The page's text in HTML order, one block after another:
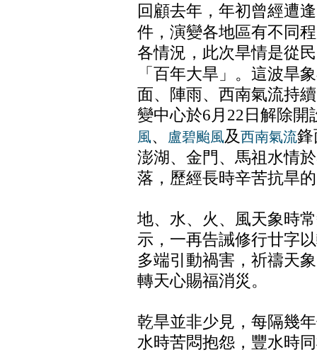
回顧去年，年初曾經遭逢
件，演變各地區有不同
各情況，此次旱情是從
「百年大旱」。這波旱
面、陣雨、西南氣流持
變中心於6月22日解除開
風、 盧碧颱風及西南氣流鋒
澎湖、金門、馬祖水情
落，歷經長時辛苦抗旱
地、水、火、風天象時
示，一再告誡修行廿字
多端引動禍害，祈禱天
轉天心賜福消災。
乾旱並非少見，每隔幾
水時苦悶抱怨，豐水時